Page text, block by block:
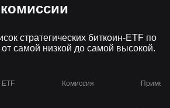
стратегических биткоин-ETF по
самой низкой до самой высокой.
Комиссия